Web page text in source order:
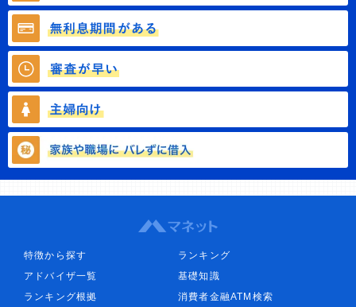
特徴から探す
ランキング
アドバイザ一覧
基礎知識
ランキング根拠
消費者金融ATM検索